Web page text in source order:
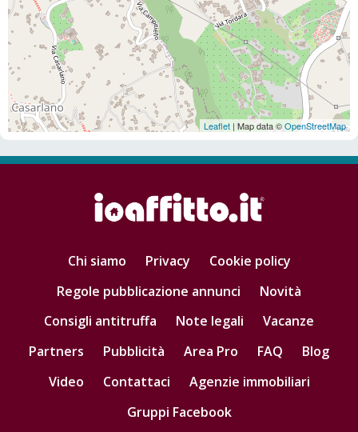
Leaflet | Map data ©OpenStreetMap
Chi siamo Privacy
Cookie policy
Regole pubblicazione annunci
Novità
Consigli antitruffa
Note legali
Vacanze
Partners
Pubblicità Area Pro FAQ
Blog
Video
Contattaci
Agenzie immobiliari
Gruppi Facebook